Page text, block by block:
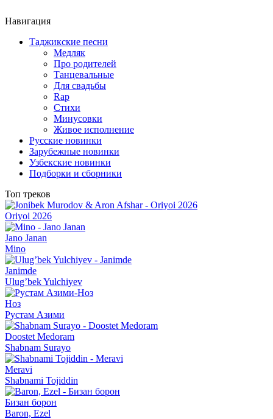
Навигация
Таджикские песни
Медляк
Про родителей
Танцевальные
Для свадьбы
Rap
Стихи
Минусовки
Живое исполнение
Русские новинки
Зарубежные новинки
Узбекские новинки
Подборки и сборники
Топ треков
Oriyoi 2026
Jano Janan
Mino
Janimde
Ulug’bek Yulchiyev
Ноз
Рустам Азими
Doostet Medoram
Shabnam Surayo
Meravi
Shabnami Tojiddin
Бизан борон
Baron, Ezel